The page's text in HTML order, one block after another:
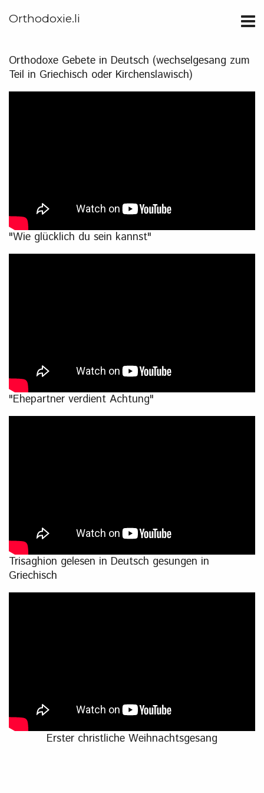
Orthodoxie.li
Orthodoxe Gebete in Deutsch (wechselgesang zum
Teil in Griechisch oder Kirchenslawisch)
"Wie glücklich du sein kannst"
"Ehepartner verdient Achtung"
Trisaghion gelesen in Deutsch gesungen in
Griechisch
Erster christliche Weihnachtsgesang